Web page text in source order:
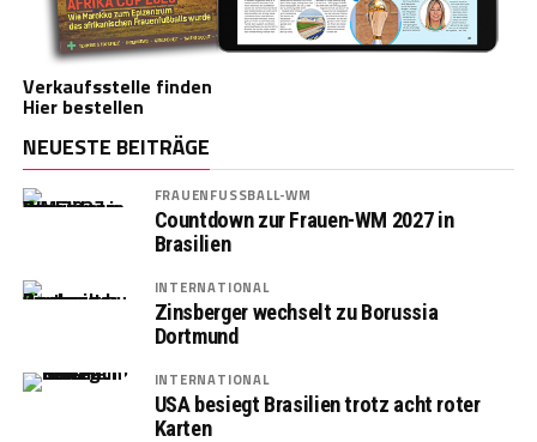
Verkaufsstelle finden
Hier bestellen
NEUESTE BEITRÄGE
FRAUENFUSSBALL-WM
Countdown zur Frauen-WM 2027 in
Brasilien
INTERNATIONAL
Zinsberger wechselt zu Borussia
Dortmund
INTERNATIONAL
USA besiegt Brasilien trotz acht roter
Karten